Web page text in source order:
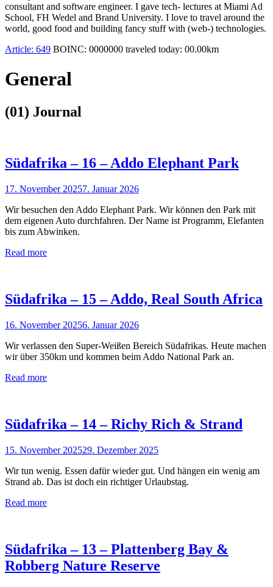
consultant and software engineer. I gave tech- lectures at Miami Ad
School, FH Wedel and Brand University. I love to travel around the
world, good food and building fancy stuff with (web-) technologies.
Article: 649 BOINC: 0000000 traveled today: 00.00km
General
(01) Journal
Südafrika – 16 – Addo Elephant Park
17. November 20257. Januar 2026
Wir besuchen den Addo Elephant Park. Wir können den Park mit
dem eigenen Auto durchfahren. Der Name ist Programm, Elefanten
bis zum Abwinken.
Read more
Südafrika – 15 – Addo, Real South Africa
16. November 20256. Januar 2026
Wir verlassen den Super-Weißen Bereich Südafrikas. Heute machen
wir über 350km und kommen beim Addo National Park an.
Read more
Südafrika – 14 – Richy Rich & Strand
15. November 202529. Dezember 2025
Wir tun wenig. Essen dafür wieder gut. Und hängen ein wenig am
Strand ab. Das ist doch ein richtiger Urlaubstag.
Read more
Südafrika – 13 – Plattenberg Bay &
Robberg Nature Reserve